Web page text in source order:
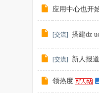
应用中心也开
[交流] 搭建dz
[交流] 新人报道
领热度